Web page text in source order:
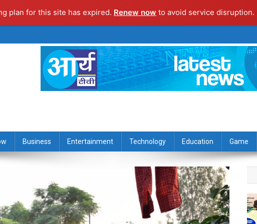
plan for this site has expired. Renew now to avoid service disruption.
Business Entertainment Technology Education Game